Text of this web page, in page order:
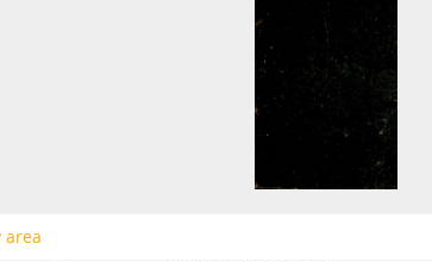
area